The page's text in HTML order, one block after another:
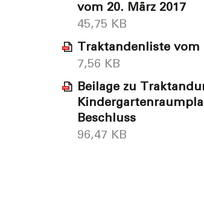
vom 20. März 2017
45,75 KB
Traktandenliste vom
7,56 KB
Beilage zu
Beschluss
96,47 KB